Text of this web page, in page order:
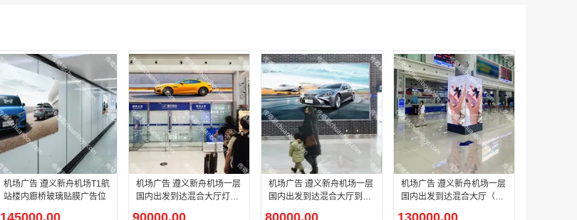
腾讯体育客户端闪屏广告_刊例价3折非赛季（8月9日-9月30日）
￥212.00
机场广告 遵义新舟机场T1航
站楼内廊桥玻璃贴膜广告位
145000.00
机场广告 遵义新舟机场一层
国内出发到达混合大厅灯箱
90000.00
机场广告 遵义新舟机场一层
国内出发到达混合大厅到达
80000.00
机场广告 遵义新舟机场一层
国内出发到达混合大厅（到
130000.00